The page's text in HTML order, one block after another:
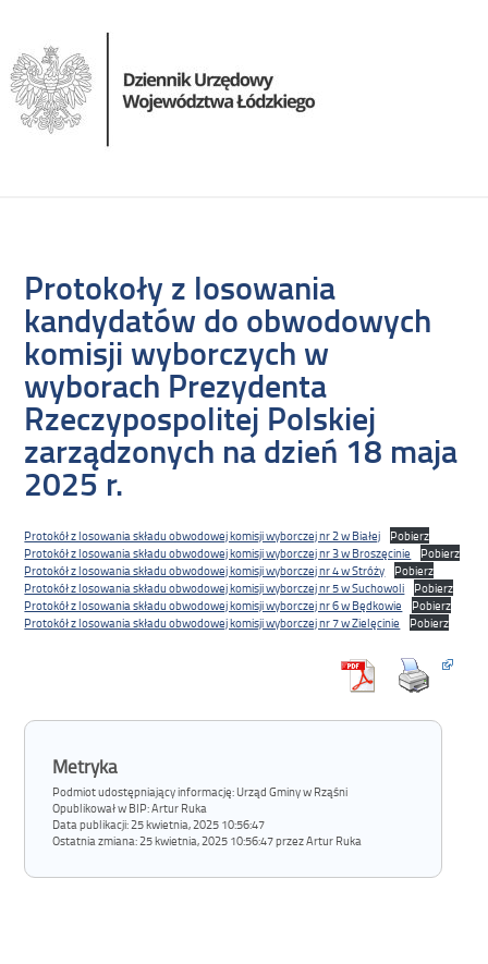
Protokoły z losowania
kandydatów do obwodowych
komisji wyborczych w
wyborach Prezydenta
Rzeczypospolitej Polskiej
zarządzonych na dzień 18 maja
2025 r.
Protokół z losowania składu obwodowej komisji wyborczej nr 2 w Białej
Pobierz
Protokół z losowania składu obwodowej komisji wyborczej nr 3 w Broszęcinie
Pobierz
Protokół z losowania składu obwodowej komisji wyborczej nr 4 w Stróży
Pobierz
Protokół z losowania składu obwodowej komisji wyborczej nr 5 w Suchowoli
Pobierz
Protokół z losowania składu obwodowej komisji wyborczej nr 6 w Będkowie
Pobierz
Protokół z losowania składu obwodowej komisji wyborczej nr 7 w Zielęcinie
Pobierz
Metryka
Podmiot udostępniający informację: Urząd Gminy w Rząśni
Opublikował w BIP:Artur Ruka
Data publikacji:25 kwietnia, 2025 10:56:47
Ostatnia zmiana:25 kwietnia, 2025 10:56:47 przez Artur Ruka